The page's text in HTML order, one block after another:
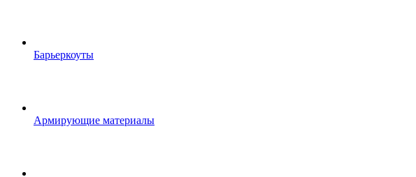
Барьеркоуты
Армирующие материалы